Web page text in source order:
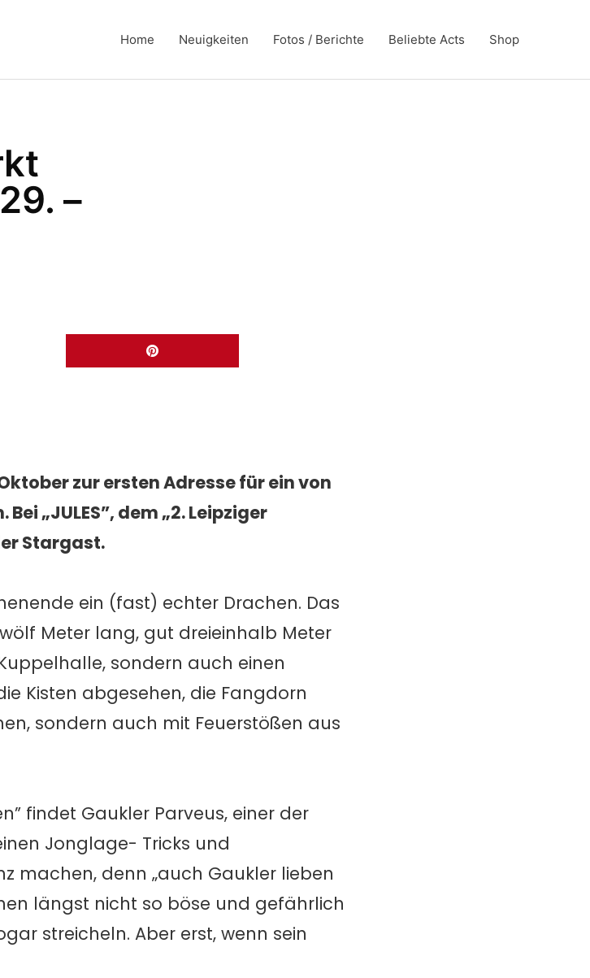
Home Neuigkeiten Fotos / Berichte Beliebte Acts Shop
–
zur ersten Adresse für ein von
Bei „JULES”, dem „2. Leipziger
Stargast.
ein (fast) echter Drachen. Das
Meter lang, gut dreieinhalb Meter
sondern auch einen
Kisten abgesehen, die Fangdorn
sondern auch mit Feuerstößen aus
findet Gaukler Parveus, einer der
Jonglage- Tricks und
machen, denn „auch Gaukler lieben
längst nicht so böse und gefährlich
streicheln. Aber erst, wenn sein